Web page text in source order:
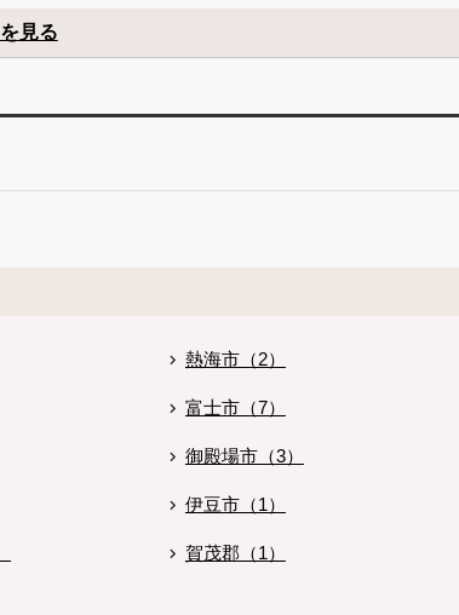
見る
熱海市（2）
富士市（7）
御殿場市（3）
伊豆市（1）
賀茂郡（1）